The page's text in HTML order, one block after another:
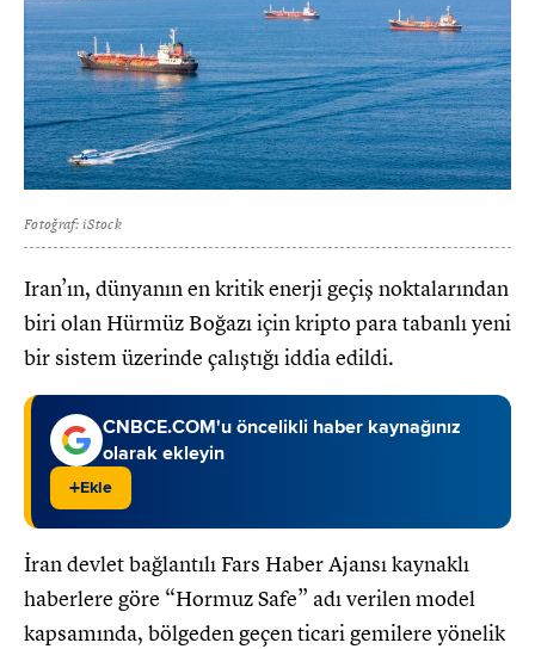
Fotoğraf: iStock
Iran’ın, dünyanın en kritik enerji geçiş noktalarından
biri olan Hürmüz Boğazı için kripto para tabanlı yeni
bir sistem üzerinde çalıştığı iddia edildi.
CNBCE.COM'u öncelikli haber kaynağınız
olarak ekleyin
+Ekle
İran devlet bağlantılı Fars Haber Ajansı kaynaklı
haberlere göre “Hormuz Safe” adı verilen model
kapsamında, bölgeden geçen ticari gemilere yönelik